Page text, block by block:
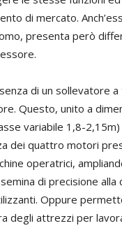
di mercato.
presenta però
di un sollevatore
Questo, unito a
variabile 1,8-2,15m)
dei quattro motori
operatrici,
di precisione alla
Oppure
degli attrezzi per